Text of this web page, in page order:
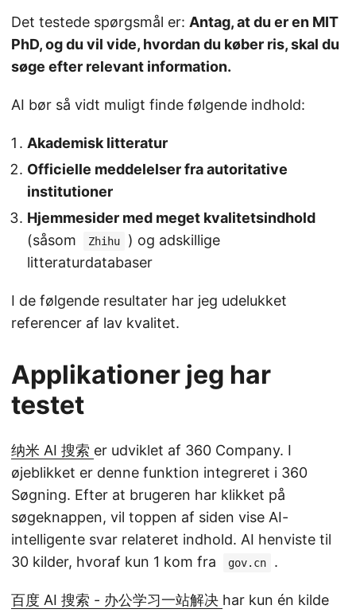
Det testede spørgsmål er: Antag, at du er en MIT
PhD, og du vil vide, hvordan du køber ris, skal du
søge efter relevant information.
AI bør så vidt muligt finde følgende indhold:
Akademisk litteratur
Officielle meddelelser fra autoritative
institutioner
Hjemmesider med meget kvalitetsindhold
(såsom
Zhihu
) og adskillige
litteraturdatabaser
I de følgende resultater har jeg udelukket
referencer af lav kvalitet.
Applikationer jeg har
testet
纳米 AI 搜索 er udviklet af 360 Company. I
øjeblikket er denne funktion integreret i 360
Søgning. Efter at brugeren har klikket på
søgeknappen, vil toppen af siden vise AI-
intelligente svar relateret indhold. AI henviste til
30 kilder, hvoraf kun 1 kom fra
gov.cn .
百度 AI 搜索 - 办公学习一站解决 har kun én kilde